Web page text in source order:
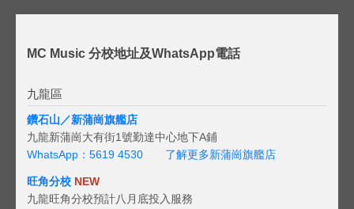
MC Music 分校地址及WhatsApp電話
九龍區
鑽石山／新蒲崗旗艦店
九龍新蒲崗大有街1號勤達中心地下A鋪
WhatsApp：5619 4530
了解更多新蒲崗旗艦店
旺角分校 NEW
九龍旺角分校預計八月底投入服務